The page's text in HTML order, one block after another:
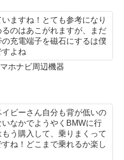
ますね！とても参考になり
のはあこがれますが、まだ
充電端子を磁石にするは僕
よね
ホナビ周辺機器
ビーさん自分も背が低いの
なかでようやくBMWに行
う購入して、乗りまくって
ね！どこまで乗れるか楽し